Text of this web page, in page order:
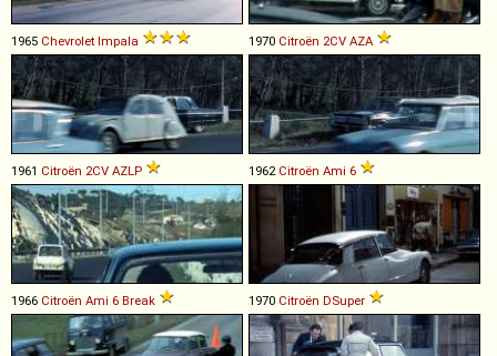
1965 Chevrolet Impala 1970 Citroën 2CV AZA
1961 Citroën 2CV AZLP 1962 Citroën Ami 6
1966 Citroën Ami 6 Break 1970 Citroën DSuper